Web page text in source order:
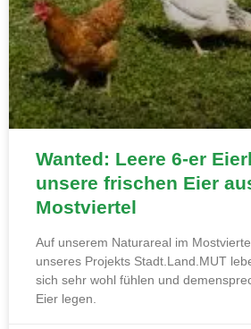
Wanted: Leere 6-er
unsere frischen Eier
Mostviertel
Auf unserem Naturareal im
unseres Projekts Stadt.Land.MUT
sich sehr wohl fühlen und
Eier legen.